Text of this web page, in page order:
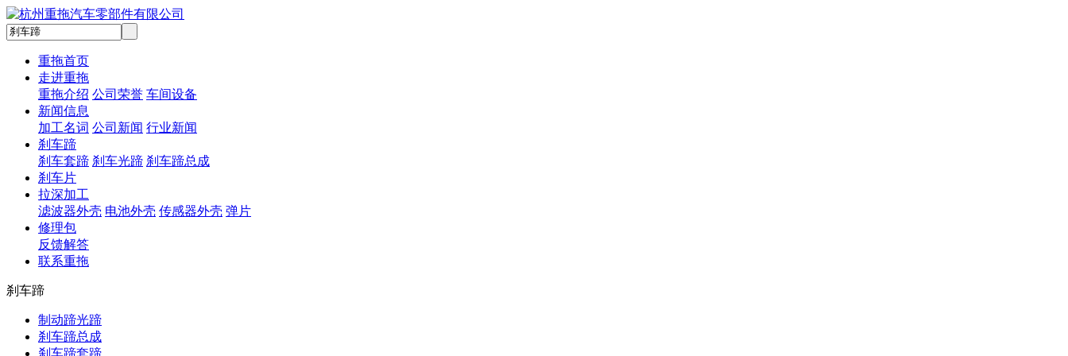
重拖首页
走进重拖
重拖介绍 公司荣誉 车间设备
新闻信息
加工名词 公司新闻 行业新闻
刹车蹄
刹车套蹄 刹车光蹄 刹车蹄总成
刹车片
拉深加工
滤波器外壳 电池外壳 传感器外壳 弹片
修理包
反馈解答
联系重拖
刹车蹄
制动蹄光蹄
刹车蹄总成
刹车蹄套蹄